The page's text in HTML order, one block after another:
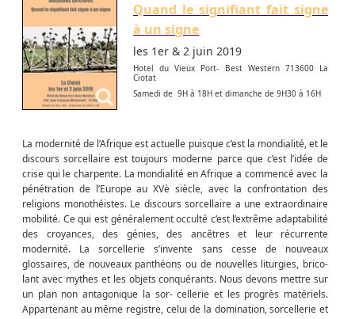
Quand le signifiant fait signe
à un signe
les 1er & 2 juin 2019
Hotel du Vieux Port- Best Western 713600 La
Ciotat
Samedi de 9H à 18H et dimanche de 9H30 à 16H
La modernité de l’Afrique est actuelle puisque c’est la mondialité, et le
discours sorcellaire est toujours moderne parce que c’est l’idée de
crise qui le charpente. La mondialité en Afrique a commencé avec la
pénétration de l’Europe au XVè siècle, avec la confrontation des
religions monothéistes. Le discours sorcellaire a une extraordinaire
mobilité. Ce qui est généralement occulté c’est l’extrême adaptabilité
des croyances, des génies, des ancêtres et leur récurrente
modernité. La sorcellerie s’invente sans cesse de nouveaux
glossaires, de nouveaux panthéons ou de nouvelles liturgies, brico-
lant avec mythes et les objets conquérants. Nous devons mettre sur
un plan non antagonique la sor- cellerie et les progrès matériels.
Appartenant au même registre, celui de la domination, sorcellerie et